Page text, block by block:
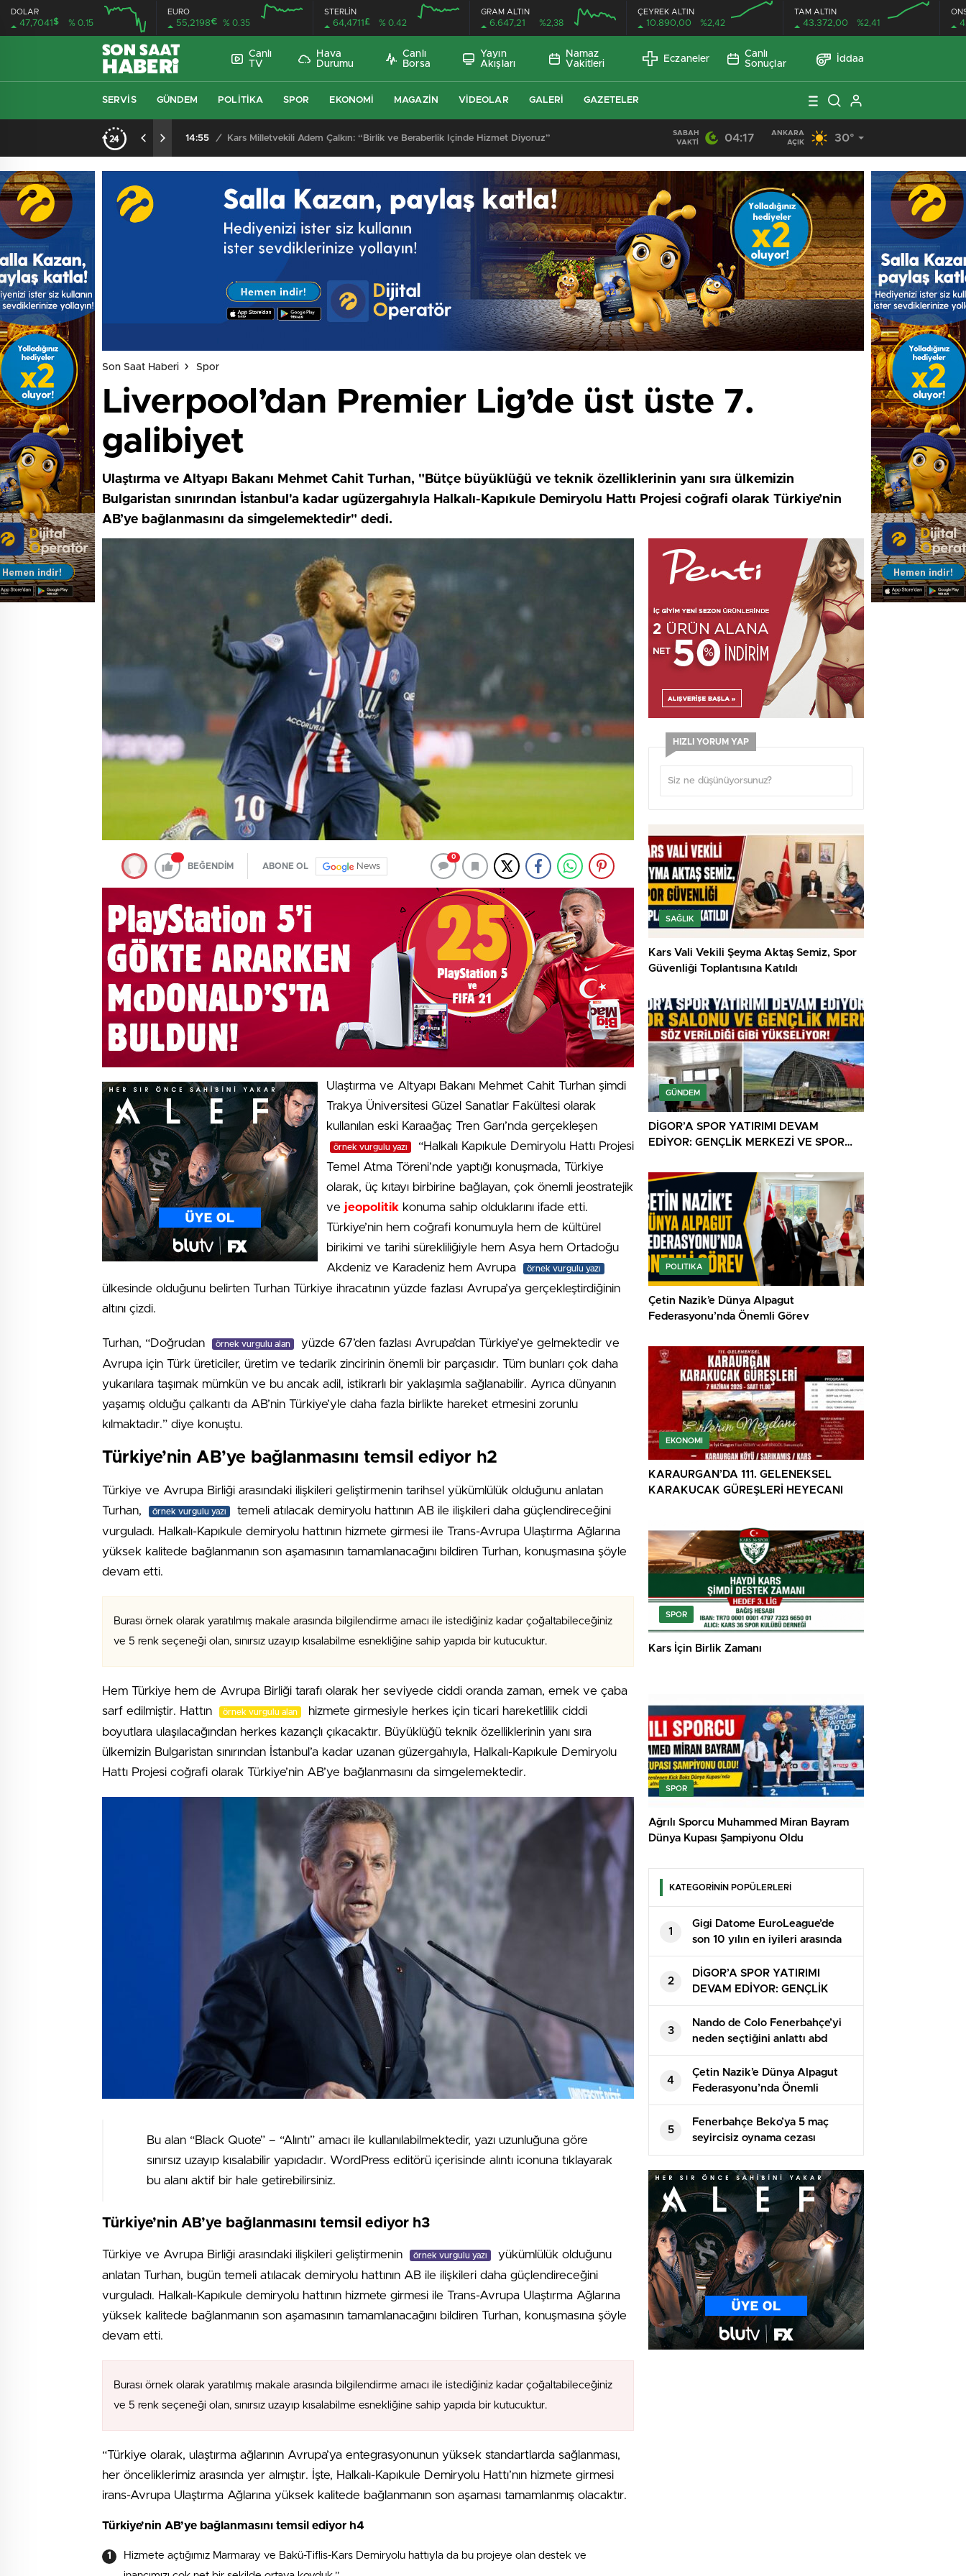
DOLAR
47,7041 $ % 0.15
EURO
55,2198€ % 0.35
STERLİN
64,4711 £ % 0.42
GRAM ALTIN
6.647,21 %2,38
ÇEYREK ALTIN
10.890,00 %2,42
TAM ALTIN
43.372,00 %2,41
Canlı
TV
Hava
Durumu
Canlı
Borsa
Yayın
Akışları
Namaz
Vakitleri
Eczaneler
Canlı
Sonuçlar
İddaa
SERVIS GÜNDEM POLITIKA SPOR EKONOMI MAGAZIN VIDEOLAR GALERI GAZETELER
14:55 / Kars Milletvekili Adem Çalkın: “Birlik ve Beraberlik İçinde Hizmet Diyoruz” 09:34 /
SABAH
VAKTI
04:17
ANKARA
AÇIK
30°
Son Saat Haberi Spor
Liverpool’dan Premier Lig’de üst üste 7.
galibiyet
Ulaştırma ve Altyapı Bakanı Mehmet Cahit Turhan, "Bütçe büyüklüğü ve teknik özelliklerinin yanı sıra ülkemizin
Bulgaristan sınırından İstanbul'a kadar ugüzergahıyla Halkalı-Kapıkule Demiryolu Hattı Projesi coğrafi olarak Türkiye’nin
AB’ye bağlanmasını da simgelemektedir" dedi.
BEĞENDİM ABONE OL News
0
Ulaştırma ve Altyapı Bakanı Mehmet Cahit Turhan şimdi
Trakya Üniversitesi Güzel Sanatlar Fakültesi olarak
kullanılan eski Karaağaç Tren Garı’nda gerçekleşen
örnek vurgulu yazı
“Halkalı Kapıkule Demiryolu Hattı Projesi
Temel Atma Töreni’nde yaptığı konuşmada, Türkiye
olarak, üç kıtayı birbirine bağlayan, çok önemli jeostratejik
ve jeopolitik konuma sahip olduklarını ifade etti.
Türkiye’nin hem coğrafi konumuyla hem de kültürel
birikimi ve tarihi sürekliliğiyle hem Asya hem Ortadoğu
Akdeniz ve Karadeniz hem Avrupa
örnek vurgulu yazı
ülkesinde olduğunu belirten Turhan Türkiye ihracatının yüzde fazlası Avrupa’ya gerçekleştirdiğinin
altını çizdi.
Turhan, “Doğrudan örnek vurgulu alan
yüzde 67’den fazlası Avrupa’dan Türkiye’ye gelmektedir ve
Avrupa için Türk üreticiler, üretim ve tedarik zincirinin önemli bir parçasıdır. Tüm bunları çok daha
yukarılara taşımak mümkün ve bu ancak adil, istikrarlı bir yaklaşımla sağlanabilir. Ayrıca dünyanın
yaşamış olduğu çalkantı da AB’nin Türkiye’yle daha fazla birlikte hareket etmesini zorunlu
kılmaktadır.” diye konuştu.
Türkiye’nin AB’ye bağlanmasını temsil ediyor h2
Türkiye ve Avrupa Birliği arasındaki ilişkileri geliştirmenin tarihsel yükümlülük olduğunu anlatan
Turhan,
örnek vurgulu yazı
temeli atılacak demiryolu hattının AB ile ilişkileri daha güçlendireceğini
vurguladı. Halkalı-Kapıkule demiryolu hattının hizmete girmesi ile Trans-Avrupa Ulaştırma Ağlarına
yüksek kalitede bağlanmanın son aşamasının tamamlanacağını bildiren Turhan, konuşmasına şöyle
devam etti.
Burası örnek olarak yaratılmış makale arasında bilgilendirme amacı ile istediğiniz kadar çoğaltabileceğiniz
ve 5 renk seçeneği olan, sınırsız uzayıp kısalabilme esnekliğine sahip yapıda bir kutucuktur.
Hem Türkiye hem de Avrupa Birliği tarafı olarak her seviyede ciddi oranda zaman, emek ve çaba
sarf edilmiştir. Hattın
örnek vurgulu alan
hizmete girmesiyle herkes için ticari hareketlilik ciddi
boyutlara ulaşılacağından herkes kazançlı çıkacaktır. Büyüklüğü teknik özelliklerinin yanı sıra
ülkemizin Bulgaristan sınırından İstanbul’a kadar uzanan güzergahıyla, Halkalı-Kapıkule Demiryolu
Hattı Projesi coğrafi olarak Türkiye’nin AB’ye bağlanmasını da simgelemektedir.
Bu alan “Black Quote” – “Alıntı” amacı ile kullanılabilmektedir, yazı uzunluğuna göre
sınırsız uzayıp kısalabilir yapıdadır. WordPress editörü içerisinde alıntı iconuna tıklayarak
bu alanı aktif bir hale getirebilirsiniz.
Türkiye’nin AB’ye bağlanmasını temsil ediyor h3
Türkiye ve Avrupa Birliği arasındaki ilişkileri geliştirmenin örnek vurgulu yazı
yükümlülük olduğunu
anlatan Turhan, bugün temeli atılacak demiryolu hattının AB ile ilişkileri daha güçlendireceğini
vurguladı. Halkalı-Kapıkule demiryolu hattının hizmete girmesi ile Trans-Avrupa Ulaştırma Ağlarına
yüksek kalitede bağlanmanın son aşamasının tamamlanacağını bildiren Turhan, konuşmasına şöyle
devam etti.
Burası örnek olarak yaratılmış makale arasında bilgilendirme amacı ile istediğiniz kadar çoğaltabileceğiniz
ve 5 renk seçeneği olan, sınırsız uzayıp kısalabilme esnekliğine sahip yapıda bir kutucuktur.
“Türkiye olarak, ulaştırma ağlarının Avrupa’ya entegrasyonunun yüksek standartlarda sağlanması,
her önceliklerimiz arasında yer almıştır. İşte, Halkalı-Kapıkule Demiryolu Hattı’nın hizmete girmesi
irans-Avrupa Ulaştırma Ağlarına yüksek kalitede bağlanmanın son aşaması tamamlanmış olacaktır.
Türkiye’nin AB’ye bağlanmasını temsil ediyor h4
Hizmete açtığımız Marmaray ve Bakü-Tiflis-Kars Demiryolu hattıyla da bu projeye olan destek ve
HIZLI YORUM YAP
SAĞLIK
Kars Vali Vekili Şeyma Aktaş Semiz, Spor
Güvenliği Toplantısına Katıldı
GÜNDEM
DİGOR’A SPOR YATIRIMI DEVAM
EDİYOR: GENÇLİK MERKEZİ VE SPOR
POLITIKA
Çetin Nazik’e Dünya Alpagut
Federasyonu’nda Önemli Görev
EKONOMI
KARAURGAN’DA 111. GELENEKSEL
KARAKUCAK GÜREŞLERİ HEYECANI
SPOR
Kars İçin Birlik Zamanı
SPOR
Ağrılı Sporcu Muhammed Miran Bayram
Dünya Kupası Şampiyonu Oldu
KATEGORİNİN POPÜLERLERİ
1
Gigi Datome EuroLeague’de
son 10 yılın en iyileri arasında
2
DİGOR’A SPOR YATIRIMI
DEVAM EDİYOR: GENÇLİK
MERKEZİ VE SPOR
SALONUNDA SONA
YAKLAŞILDI
3
Nando de Colo Fenerbahçe’yi
neden seçtiğini anlattı abd
4
Çetin Nazik’e Dünya Alpagut
Federasyonu’nda Önemli
Görev
5
Fenerbahçe Beko’ya 5 maç
seyircisiz oynama cezası